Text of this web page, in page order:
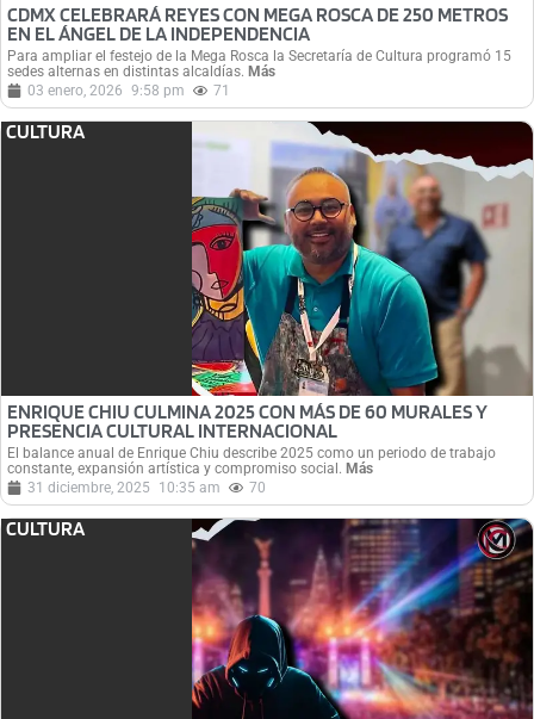
CDMX CELEBRARÁ REYES CON MEGA ROSCA DE 250 METROS
EN EL ÁNGEL DE LA INDEPENDENCIA
Para ampliar el festejo de la Mega Rosca la Secretaría de Cultura programó 15
sedes alternas en distintas alcaldías. Más
03 enero, 2026 9:58 pm 71
CULTURA
ENRIQUE CHIU CULMINA 2025 CON MÁS DE 60 MURALES Y
PRESENCIA CULTURAL INTERNACIONAL
El balance anual de Enrique Chiu describe 2025 como un periodo de trabajo
constante, expansión artística y compromiso social. Más
31 diciembre, 2025
10:35 am 70
CULTURA